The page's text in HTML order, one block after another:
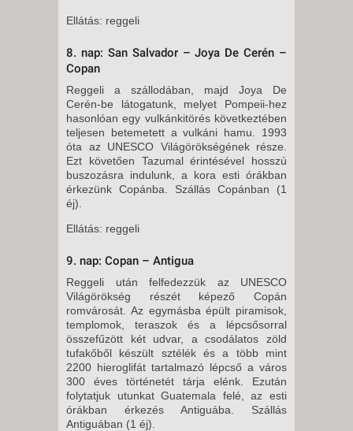
Ellátás: reggeli
8. nap: San Salvador – Joya De Cerén –
Copan
Reggeli a szállodában, majd Joya De
Cerén-be látogatunk, melyet Pompeii-hez
hasonlóan egy vulkánkitörés következtében
teljesen betemetett a vulkáni hamu. 1993
óta az UNESCO Világörökségének része.
Ezt követően Tazumal érintésével hosszú
buszozásra indulunk, a kora esti órákban
érkezünk Copánba. Szállás Copánban (1
éj).
Ellátás: reggeli
9. nap: Copan – Antigua
Reggeli után felfedezzük az UNESCO
Világörökség részét képező Copán
romvárosát. Az egymásba épült piramisok,
templomok, teraszok és a lépcsősorral
összefűzött két udvar, a csodálatos zöld
tufakőből készült sztélék és a több mint
2200 hieroglifát tartalmazó lépcső a város
300 éves történetét tárja elénk. Ezután
folytatjuk utunkat Guatemala felé, az esti
órákban érkezés Antiguába. Szállás
Antiguában (1 éj).